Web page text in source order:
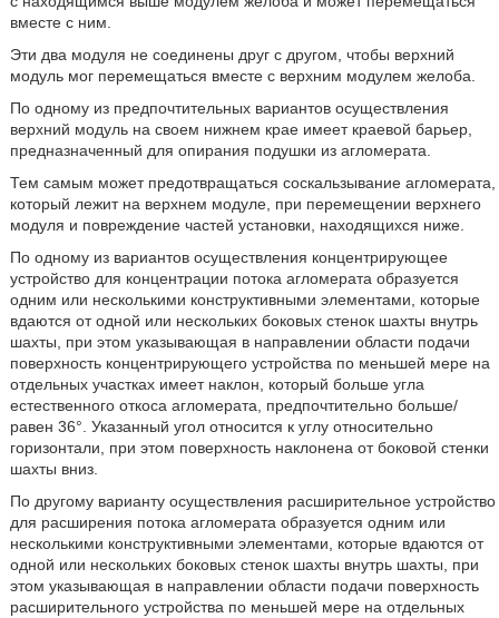
вместе с ним.
Эти два модуля не соединены друг с другом, чтобы верхний
модуль мог перемещаться вместе с верхним модулем желоба.
По одному из предпочтительных вариантов осуществления
верхний модуль на своем нижнем крае имеет краевой барьер,
предназначенный для опирания подушки из агломерата.
Тем самым может предотвращаться соскальзывание агломерата,
который лежит на верхнем модуле, при перемещении верхнего
модуля и повреждение частей установки, находящихся ниже.
По одному из вариантов осуществления концентрирующее
устройство для концентрации потока агломерата образуется
одним или несколькими конструктивными элементами, которые
вдаются от одной или нескольких боковых стенок шахты внутрь
шахты, при этом указывающая в направлении области подачи
поверхность концентрирующего устройства по меньшей мере на
отдельных участках имеет наклон, который больше угла
естественного откоса агломерата, предпочтительно больше/
равен 36°. Указанный угол относится к углу относительно
горизонтали, при этом поверхность наклонена от боковой стенки
шахты вниз.
По другому варианту осуществления расширительное устройство
для расширения потока агломерата образуется одним или
несколькими конструктивными элементами, которые вдаются от
одной или нескольких боковых стенок шахты внутрь шахты, при
этом указывающая в направлении области подачи поверхность
расширительного устройства по меньшей мере на отдельных